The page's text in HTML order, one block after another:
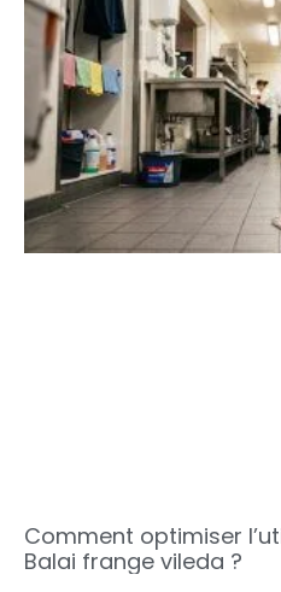
Comment optimiser
Balai frange vileda ?